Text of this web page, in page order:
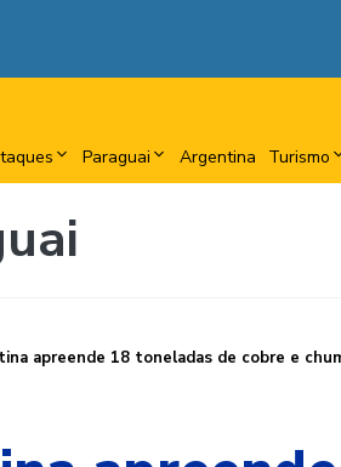
Paraguai Argentina Turismo
apreende 18 toneladas de cobre e